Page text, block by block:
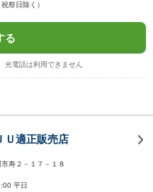
祭日除く）
る
電話は利用できません
適正販売店
寿２－１７－１８
平日